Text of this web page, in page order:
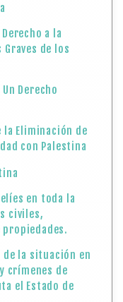
a la
de los
Derecho
la Eliminación de
con Palestina
en toda la
civiles,
la situación en
crímenes de
el Estado de